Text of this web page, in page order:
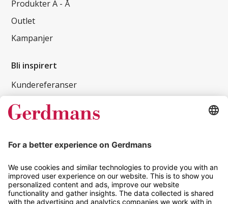
Produkter A - Å
Outlet
Kampanjer
Bli inspirert
Kundereferanser
Magasin
Tips og guider
Kontakt
info@gerdmans.no
67 80 56 20